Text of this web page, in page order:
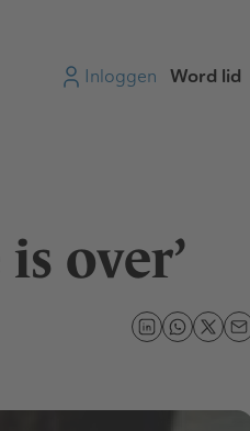
Inloggen Word lid
over’